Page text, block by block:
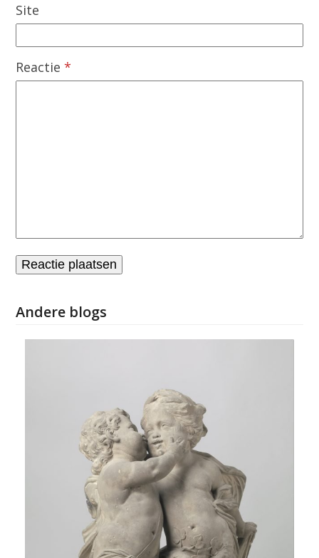
Site
Reactie*
Andere blogs